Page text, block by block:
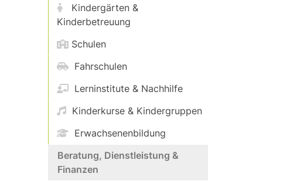
Kindergärten &
Kinderbetreuung
Schulen
Fahrschulen
Lerninstitute & Nachhilfe
Kinderkurse & Kindergruppen
Erwachsenenbildung
Beratung, Dienstleistung &
Finanzen